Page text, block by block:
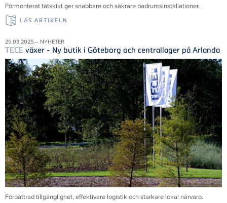
Förmonterat tätskikt ger snabbare och säkrare badrumsinstallationer.
LÄS ARTIKELN
25.03.2025 – NYHETER
TECE växer - Ny butik i Göteborg och centrallager på Arlanda
Förbättrad tillgänglighet, effektivare logistik och starkare lokal närvaro.